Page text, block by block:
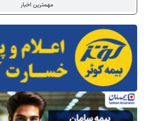
مهمترین اخبار